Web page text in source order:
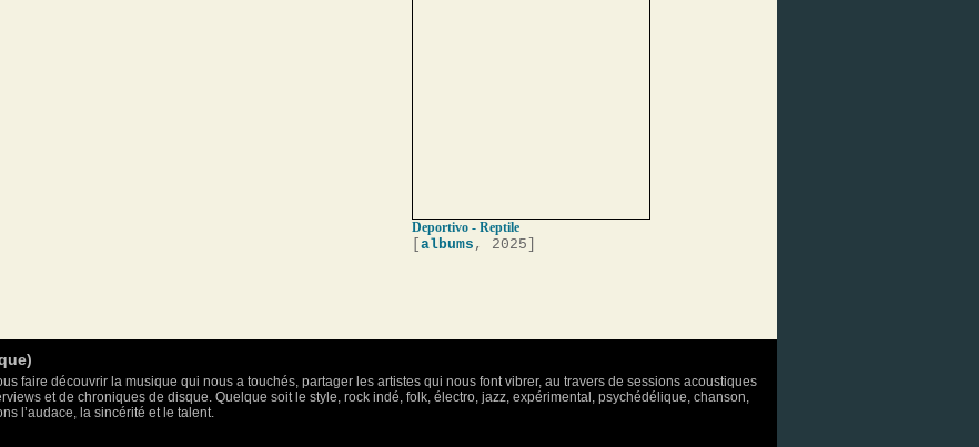
Deportivo - Reptile
albums , 2025]
faire découvrir la musique qui nous a touchés, partager les artistes qui nous font vibrer, au travers de sessions acoustiques
et de chroniques de disque. Quelque soit le style, rock indé, folk, électro, jazz, expérimental, psychédélique, chanson,
l’audace, la sincérité et le talent.